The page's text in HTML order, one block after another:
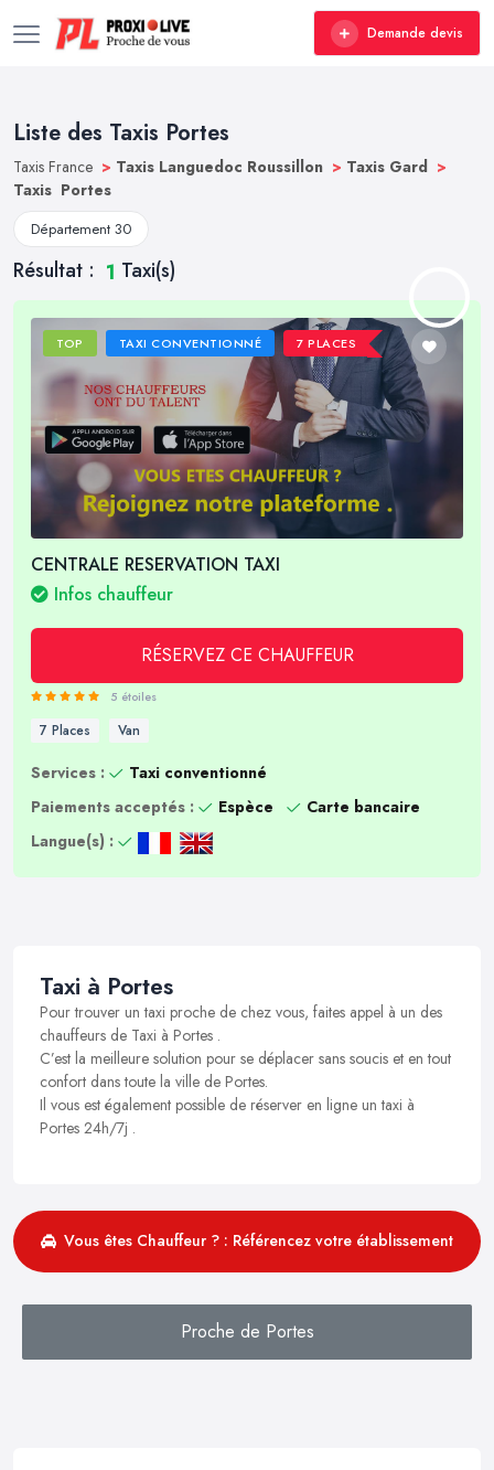
Demande devis
Liste des Taxis Portes
Taxis France > Taxis Languedoc Roussillon > Taxis Gard >
Taxis Portes
Département 30
Résultat : 1 Taxi(s)
TOP TAXI CONVENTIONNÉ 7 PLACES
CENTRALE RESERVATION TAXI
Infos chauffeur
RÉSERVEZ CE CHAUFFEUR
5 étoiles
7 Places Van
Services :
Taxi conventionné
Paiements acceptés :
Espèce
Carte bancaire
Langue(s) :
Taxi à Portes
Pour trouver un taxi proche de chez vous, faites appel à un des
chauffeurs de Taxi à Portes .
C’est la meilleure solution pour se déplacer sans soucis et en tout
confort dans toute la ville de Portes.
Il vous est également possible de réserver en ligne un taxi à
Portes 24h/7j .
Vous êtes Chauffeur ? : Référencez votre établissement
Proche de Portes